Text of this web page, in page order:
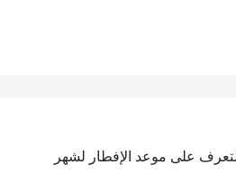
على موعد الإفطار لشهر